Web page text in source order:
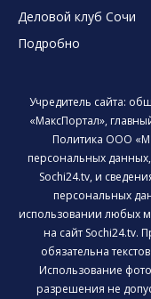
Деловой клуб Сочи
Подробно
Учредитель сайта:
«МаксПортал»,
Политика ООО
персональных
Sochi24.tv, и
персональных
использовании любых
на сайт Sochi24.tv.
обязательна
Использование
разрешения не